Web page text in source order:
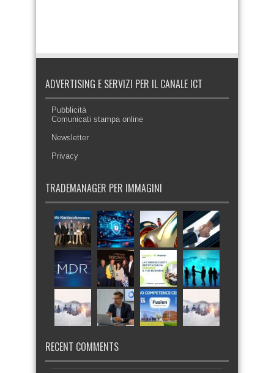
ADVERTISING E SERVIZI PER IL CANALE ICT
Pubblicità
Comunicati stampa online
Newsletter
Privacy
TRADEMANAGER PER IMMAGINI
RECENT COMMENTS